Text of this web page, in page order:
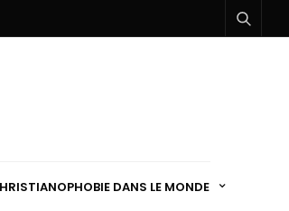
DANS LE MONDE